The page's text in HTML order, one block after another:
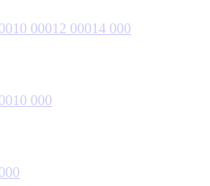
10 00012 00014 000
10 000